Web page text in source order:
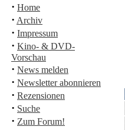
· Home
· Archiv
· Impressum
· Kino- & DVD-
Vorschau
· News melden
· Newsletter abonnieren
· Rezensionen
· Suche
· Zum Forum!